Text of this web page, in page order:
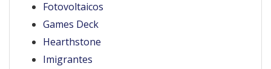
Fotovoltaicos
Games Deck
Hearthstone
Imigrantes